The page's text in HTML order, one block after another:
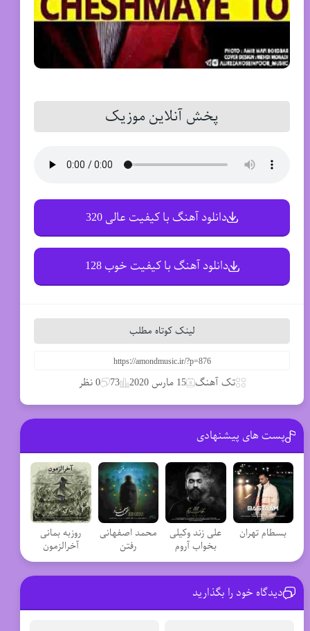
پخش آنلاین موزیک
دانلود آهنگ با کیفیت عالی 320
دانلود آهنگ با کیفیت خوب 128
لینک کوتاه مطلب
تک آهنگ 15 مارس 2020 73 0 نظر
پست های پیشنهادی
بسطام تهران
علی زند وکیلی
بخواب آروم
محمد اصفهانی
رفتن
روزبه بمانی
آخرالزمون
دیدگاه خود را بگذارید